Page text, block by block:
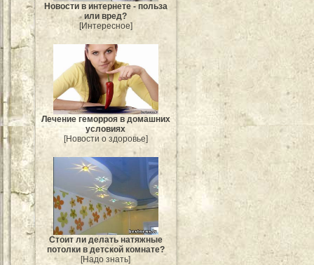
Новости в интернете - польза
или вред?
[Интересное]
Лечение геморроя в домашних
условиях
[Новости о здоровье]
Стоит ли делать натяжные
потолки в детской комнате?
[Надо знать]